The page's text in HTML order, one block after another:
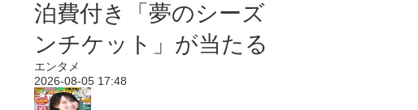
泊費付き「夢のシーズ
ンチケット」が当たる
エンタメ
2026-08-05 17:48